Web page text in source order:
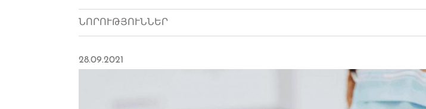
ՆՈՐՈՒԹՅՈՒՆՆԵՐ
28.09.2021